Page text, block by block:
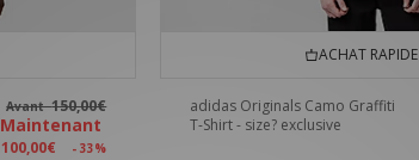
Avant150,00€
Maintenant
100,00€ - 33%
ACHAT RAPIDE
adidas Originals Camo Graffiti
T-Shirt - size? exclusive